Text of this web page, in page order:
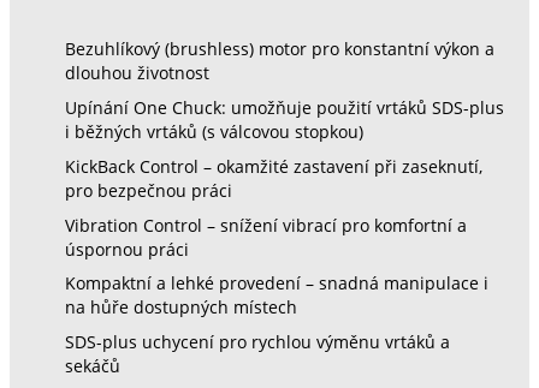
Bezuhlíkový (brushless) motor pro konstantní výkon a
dlouhou životnost
Upínání One Chuck: umožňuje použití vrtáků SDS-plus
i běžných vrtáků (s válcovou stopkou)
KickBack Control – okamžité zastavení při zaseknutí,
pro bezpečnou práci
Vibration Control – snížení vibrací pro komfortní a
úspornou práci
Kompaktní a lehké provedení – snadná manipulace i
na hůře dostupných místech
SDS-plus uchycení pro rychlou výměnu vrtáků a
sekáčů